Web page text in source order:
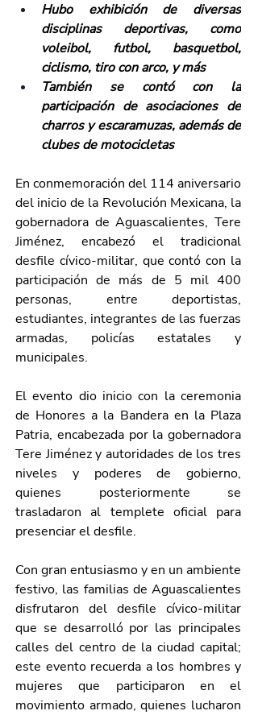
Hubo exhibición de diversas
disciplinas deportivas, como
voleibol, futbol, basquetbol,
ciclismo, tiro con arco, y más
También se contó con la
participación de asociaciones de
charros y escaramuzas, además de
clubes de motocicletas
En conmemoración del 114 aniversario
del inicio de la Revolución Mexicana, la
gobernadora de Aguascalientes, Tere
Jiménez, encabezó el tradicional
desfile cívico-militar, que contó con la
participación de más de 5 mil 400
personas, entre deportistas,
estudiantes, integrantes de las fuerzas
armadas, policías estatales y
municipales.
El evento dio inicio con la ceremonia
de Honores a la Bandera en la Plaza
Patria, encabezada por la gobernadora
Tere Jiménez y autoridades de los tres
niveles y poderes de gobierno,
quienes posteriormente se
trasladaron al templete oficial para
presenciar el desfile.
Con gran entusiasmo y en un ambiente
festivo, las familias de Aguascalientes
disfrutaron del desfile cívico-militar
que se desarrolló por las principales
calles del centro de la ciudad capital;
este evento recuerda a los hombres y
mujeres que participaron en el
movimiento armado, quienes lucharon